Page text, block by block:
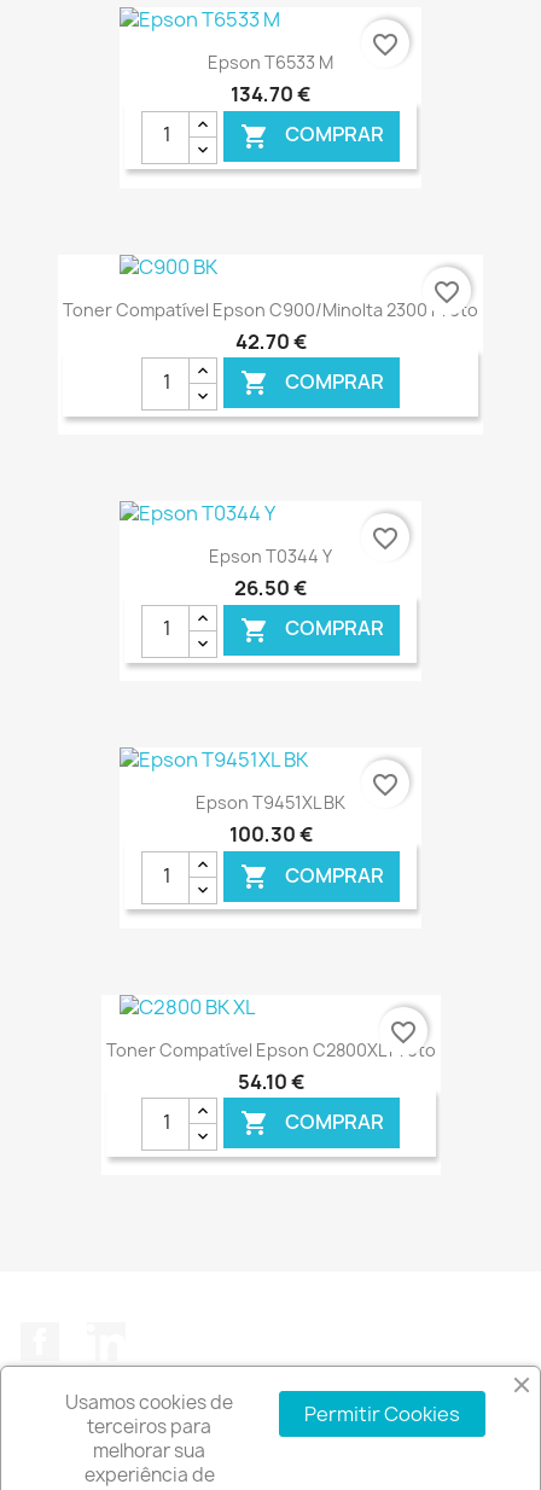
€ ONLINE
Epson T6533 M
134,70 €
 COMPRAR
favorite_border
Toner Compatível Epson C900/Minolta 2300 Preto
42,70 €
 COMPRAR
€ ONLINE
favorite_border
Epson T0344 Y
26,50 €
 COMPRAR
€ ONLINE
favorite_border
Epson T9451XL BK
100,30 €
 COMPRAR
€ ONLINE
favorite_border
Toner Compatível Epson C2800XL Preto
54,10 €
 COMPRAR
favorite_border
A EMPRESA
Usamos cookies de
terceiros para
melhorar sua
experiência de
Permitir Cookies